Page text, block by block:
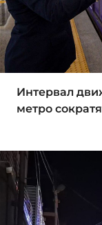
Интервал
метро